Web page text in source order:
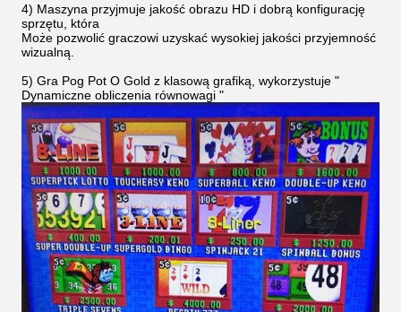
4) Maszyna przyjmuje jakość obrazu HD i dobrą konfigurację
sprzętu, która
Może pozwolić graczowi uzyskać wysokiej jakości przyjemność
wizualną.
5) Gra Pog Pot O Gold z klasową grafiką, wykorzystuje "
Dynamiczne obliczenia równowagi "